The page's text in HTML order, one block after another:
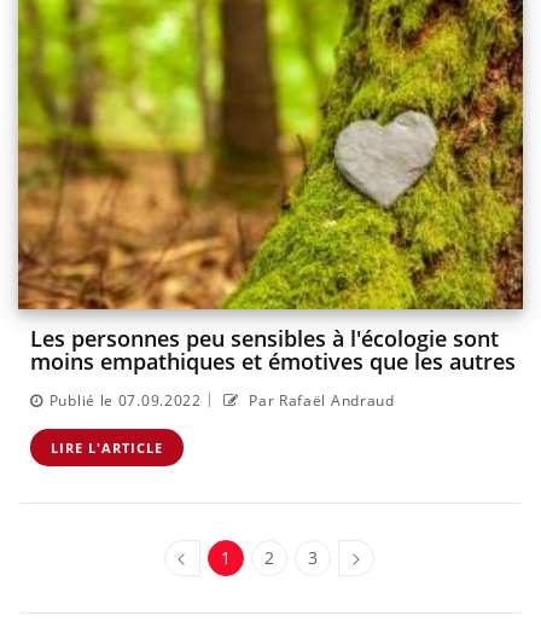
Les personnes peu sensibles à l'écologie sont
moins empathiques et émotives que les autres
Publié le 07.09.2022 | Par Rafaël Andraud
LIRE L'ARTICLE
1 2 3